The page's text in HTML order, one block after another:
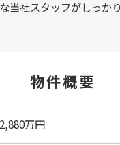
当社スタッフがしっか
物件概要
2,880万円